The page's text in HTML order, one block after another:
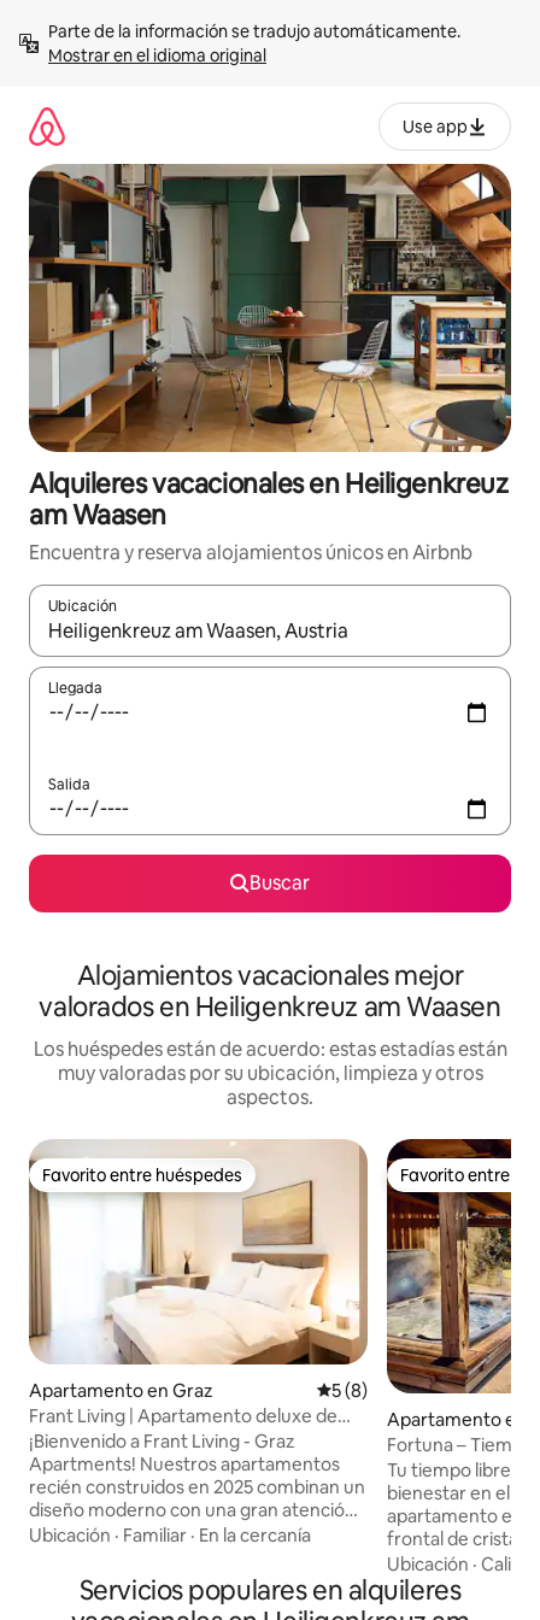
contenidoMostrar en el idioma original
Use app
Alquileres vacacionales en Heiligenkreuz
am Waasen
Encuentra y reserva alojamientos únicos en Airbnb
Ubicación
Cuando los resultados estén disponibles, navega con las
Llegada
Salida
Buscar
Alojamientos vacacionales mejor
valorados en Heiligenkreuz am Waasen
Los huéspedes están de acuerdo: estas estadías están
muy valoradas por su ubicación, limpieza y otros
aspectos.
Favorito entre huéspedes
Favorito entre huéspedes
Apartamento en Graz Calificación promedio: 5
5 (8)
Frant Living | Apartamento deluxe de
78 m² con balcón
¡Bienvenido a Frant Living - Graz
Apartments! Nuestros apartamentos
recién construidos en 2025 combinan un
diseño moderno con una gran atención
al detalle, por lo que te sentirás como en
La ubicación tranquila invita al relax,
mientras que el aire acondicionado, los
Ubicación · Familiar · En la cercanía
Favorito entre
Favorito entre
Apartamento en
ein bei Graz
Fortuna – Tiempo
Bienestar y vistas
Tu tiempo libre
bienestar en el
apartamento en
frontal de cristal
vistas al campo. Nuestra granja con
gallinas y ovejas
invita a reducir la
Ubicación ·
Servicios populares en alquileres